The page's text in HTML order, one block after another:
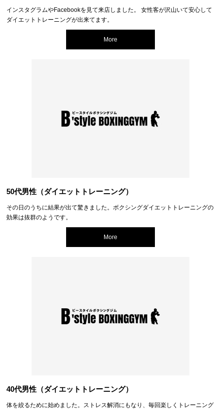
インスタグラムやFacebookを見て来店しました。 女性客が沢山いて安心して
ダイエットトレーニングが出来てます。
More
50代男性（ダイエットトレーニング）
その日のうちに結果が出て驚きました。ボクシングダイエットトレーニングの
効果は抜群のようです。
More
40代男性（ダイエットトレーニング）
体を絞るために始めました。ストレス解消にもなり、毎回楽しくトレーニング